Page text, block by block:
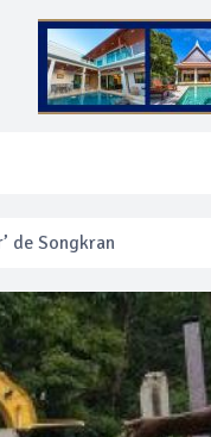
en or
et des excursions en mer